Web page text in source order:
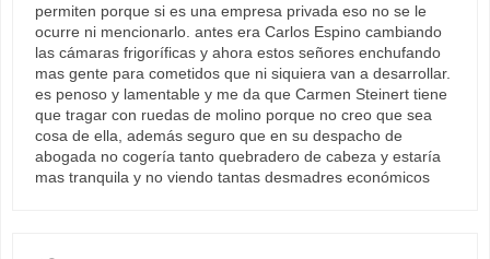
permiten porque si es una empresa privada eso no se le
ocurre ni mencionarlo. antes era Carlos Espino cambiando
las cámaras frigoríficas y ahora estos señores enchufando
mas gente para cometidos que ni siquiera van a desarrollar.
es penoso y lamentable y me da que Carmen Steinert tiene
que tragar con ruedas de molino porque no creo que sea
cosa de ella, además seguro que en su despacho de
abogada no cogería tanto quebradero de cabeza y estaría
mas tranquila y no viendo tantas desmadres económicos